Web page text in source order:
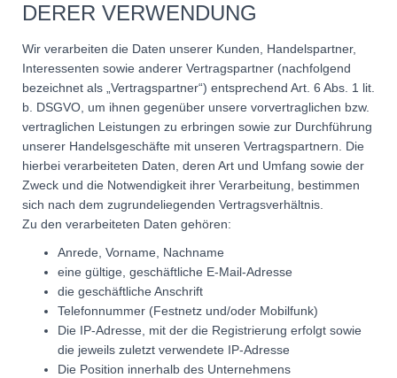
DERER VERWENDUNG
Wir verarbeiten die Daten unserer Kunden, Handelspartner,
Interessenten sowie anderer Vertragspartner (nachfolgend
bezeichnet als „Vertragspartner“) entsprechend Art. 6 Abs. 1 lit.
b. DSGVO, um ihnen gegenüber unsere vorvertraglichen bzw.
vertraglichen Leistungen zu erbringen sowie zur Durchführung
unserer Handelsgeschäfte mit unseren Vertragspartnern. Die
hierbei verarbeiteten Daten, deren Art und Umfang sowie der
Zweck und die Notwendigkeit ihrer Verarbeitung, bestimmen
sich nach dem zugrundeliegenden Vertragsverhältnis.
Zu den verarbeiteten Daten gehören:
Anrede, Vorname, Nachname
eine gültige, geschäftliche E-Mail-Adresse
die geschäftliche Anschrift
Telefonnummer (Festnetz und/oder Mobilfunk)
Die IP-Adresse, mit der die Registrierung erfolgt sowie
die jeweils zuletzt verwendete IP-Adresse
Die Position innerhalb des Unternehmens